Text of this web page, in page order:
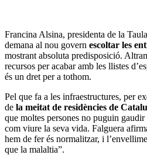
Francina Alsina, presidenta de la
demana al nou govern escoltar les
mostrant absoluta predisposició.
recursos per acabar amb les llistes
és un dret per a tothom.
Pel que fa a les infraestructures, per
de la meitat de residències de
que moltes persones no puguin
com viure la seva vida. Falguera
hem de fer és normalitzar, i
que la malaltia”.